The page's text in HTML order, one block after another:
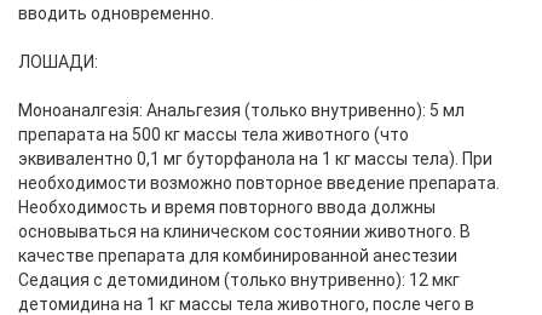
вводить одновременно.
ЛОШАДИ:
Моноаналгезія: Анальгезия (только внутривенно): 5 мл
препарата на 500 кг массы тела животного (что
эквивалентно 0,1 мг буторфанола на 1 кг массы тела). При
необходимости возможно повторное введение препарата.
Необходимость и время повторного ввода должны
основываться на клиническом состоянии животного. В
качестве препарата для комбинированной анестезии
Седация с детомидином (только внутривенно): 12 мкг
детомидина на 1 кг массы тела животного, после чего в